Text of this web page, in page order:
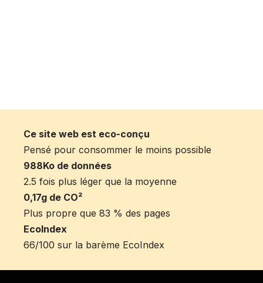
Ce site web est eco-conçu
Pensé pour consommer le moins possible
988Ko de données
2.5 fois plus léger que la moyenne
0,17g de CO²
Plus propre que 83 % des pages
EcoIndex
66/100 sur la barème EcoIndex